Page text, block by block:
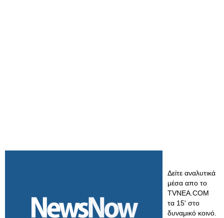
Δείτε αναλυτικά
μέσα απο το
TVNEA.COM
τα 15' στο
δυναμικό κοινό.